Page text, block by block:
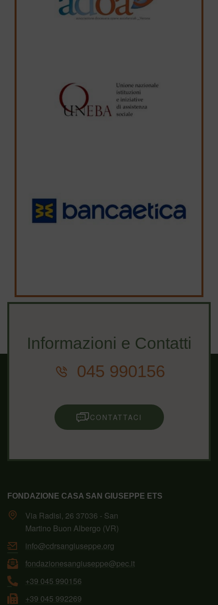
Informazioni e Contatti
045 990156
CONTATTACI
FONDAZIONE CASA SAN GIUSEPPE ETS
Via Radisi, 26 37036 - San
Martino Buon Albergo (VR)
info@cdrsangiuseppe.org
fondazionesangiuseppe@pec.it
+39 045 990156
+39 045 992269